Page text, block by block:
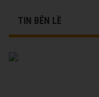
TIN BÊN LỀ